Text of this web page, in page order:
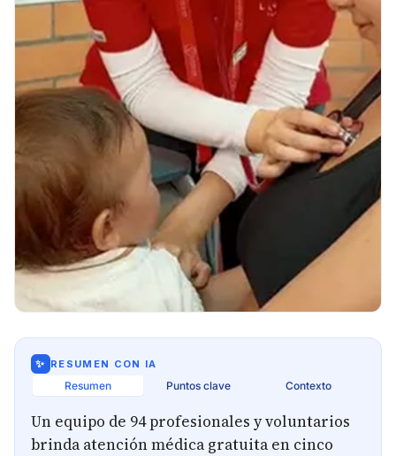
✨ RESUMEN CON IA
Resumen Puntos clave Contexto
Un equipo de 94 profesionales y voluntarios
brinda atención médica gratuita en cinco